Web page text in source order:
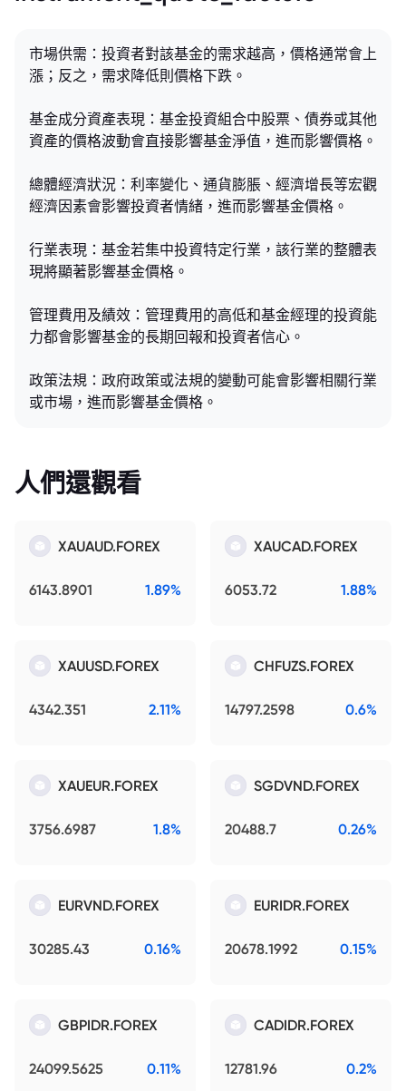
市場供需：投資者對該基金的需求越高，價格通常會上
漲；反之，需求降低則價格下跌。
基金成分資產表現：基金投資組合中股票、債券或其他
資產的價格波動會直接影響基金淨值，進而影響價格。
總體經濟狀況：利率變化、通貨膨脹、經濟增長等宏觀
經濟因素會影響投資者情緒，進而影響基金價格。
行業表現：基金若集中投資特定行業，該行業的整體表
現將顯著影響基金價格。
管理費用及績效：管理費用的高低和基金經理的投資能
力都會影響基金的長期回報和投資者信心。
政策法規：政府政策或法規的變動可能會影響相關行業
或市場，進而影響基金價格。
人們還觀看
XAUAUD.FOREX
6143.8901 1.89%
XAUCAD.FOREX
6053.72 1.88%
XAUUSD.FOREX
4342.351 2.11%
CHFUZS.FOREX
14797.2598 0.6%
XAUEUR.FOREX
3756.6987 1.8%
SGDVND.FOREX
20488.7 0.26%
EURVND.FOREX
30285.43 0.16%
EURIDR.FOREX
20678.1992 0.15%
GBPIDR.FOREX
24099.5625 0.11%
CADIDR.FOREX
12781.96 0.2%